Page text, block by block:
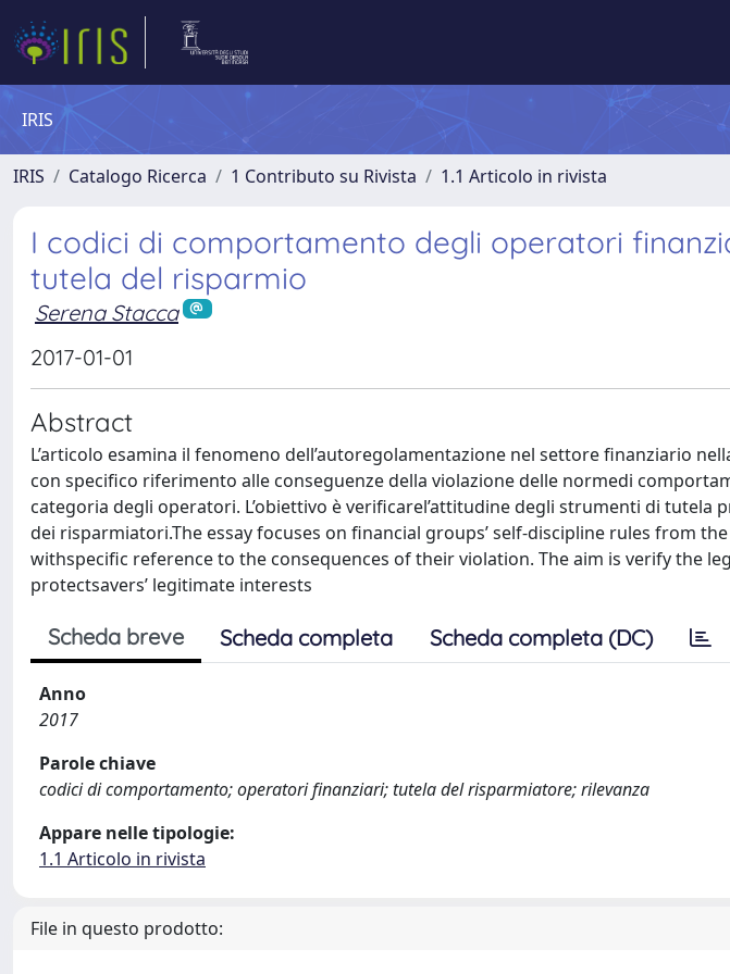
IRIS
IRIS Catalogo Ricerca 1 Contributo su Rivista 1.1 Articolo in rivista
I codici di comportamento degli operatori
tutela del risparmio
Serena Stacca
2017-01-01
Abstract
L’articolo esamina il fenomeno dell’autoregolamentazione nel settore finanziario
con specifico riferimento alle conseguenze della violazione delle normedi
categoria degli operatori. L’obiettivo è verificarel’attitudine degli strumenti di tutela
dei risparmiatori.The essay focuses on financial groups’ self-discipline rules from
withspecific reference to the consequences of their violation. The aim is verify the
protectsavers’ legitimate interests
Scheda breve Scheda completa Scheda completa (DC)
Anno
2017
Parole chiave
codici di comportamento; operatori finanziari; tutela del risparmiatore; rilevanza
Appare nelle tipologie:
1.1 Articolo in rivista
File in questo prodotto: